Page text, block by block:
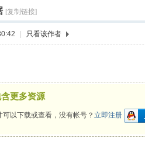
[复制链接]
只看该作者
更多资源
可以下载或查看，没有帐号？立即注册